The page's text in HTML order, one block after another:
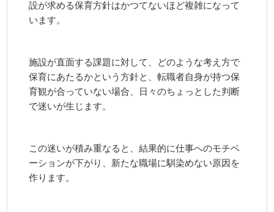
設が求める保育方針はかつてないほど複雑になって
います。
施設が直面する課題に対して、どのような考え方で
保育にあたるかという方針と、転職者自身が持つ保
育観が合っていない場合、日々のちょっとした判断
で迷いが生じます。
この迷いが積み重なると、結果的に仕事へのモチベ
ーションが下がり、新たな職場に馴染めない原因を
作ります。